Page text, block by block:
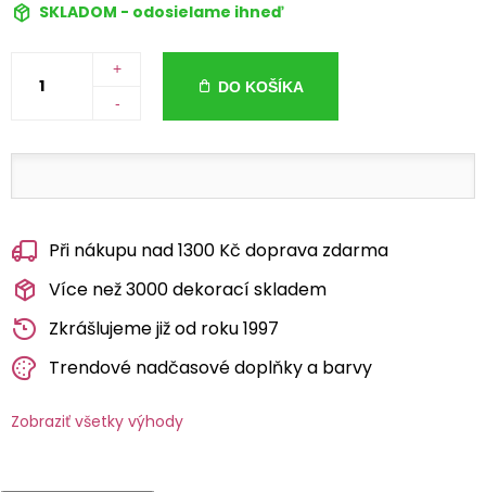
SKLADOM - odosielame ihneď
+
-
DO KOŠÍKA
Při nákupu nad 1300 Kč doprava zdarma
Více než 3000 dekorací skladem
Zkrášlujeme již od roku 1997
Trendové nadčasové doplňky a barvy
Zobraziť všetky výhody